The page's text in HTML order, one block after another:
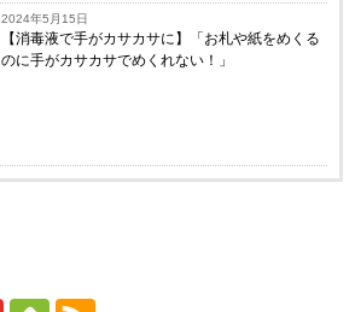
2024年5月15日
【消毒液で手がカサカサに】「お札や紙をめくる
のに手がカサカサでめくれない！」